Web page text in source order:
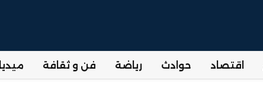
اقتصاد حوادث رياضة فن و ثقافة ميديا